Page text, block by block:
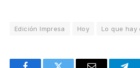
Edición Impresa Hoy Lo que hay